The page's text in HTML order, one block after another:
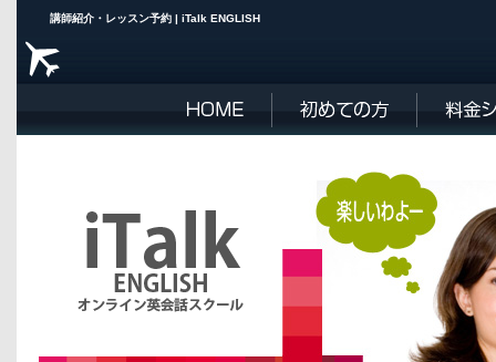
講師紹介・レッスン予約 | iTalk ENGLISH